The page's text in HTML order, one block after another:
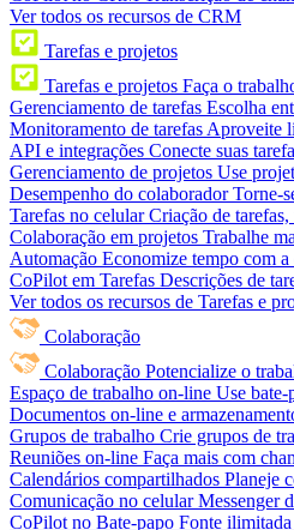
Ver todos os recursos de CRM
Tarefas e projetos
Tarefas e projetos Faça o
Gerenciamento de tarefas Escolha
Monitoramento de tarefas Aproveite
API e integrações Conecte suas
Gerenciamento de projetos Use
Desempenho do colaborador Torne-
Tarefas no celular Criação de
Colaboração em projetos Trabalhe
Automação Economize tempo com
CoPilot em Tarefas Descrições de
Ver todos os recursos de Tarefas e
Colaboração
Colaboração Potencialize o
Espaço de trabalho on-line Use bate-
Documentos on-line e
Grupos de trabalho Crie grupos de
Reuniões on-line Faça mais com
Calendários compartilhados Planeje
Comunicação no celular Messenger
CoPilot no Bate-papo Fonte